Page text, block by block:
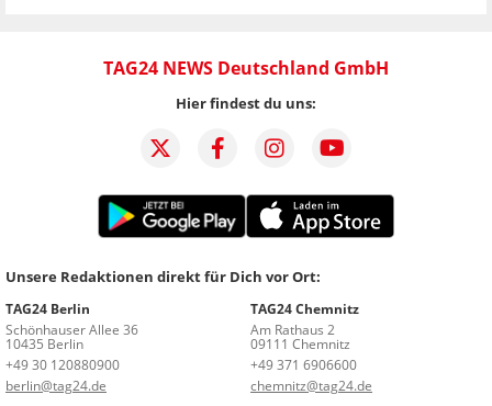
TAG24 NEWS Deutschland GmbH
Hier findest du uns:
Unsere Redaktionen direkt für Dich vor Ort:
TAG24 Berlin
Schönhauser Allee 36
10435 Berlin
+49 30 120880900
berlin@tag24.de
TAG24 Chemnitz
Am Rathaus 2
09111 Chemnitz
+49 371 6906600
chemnitz@tag24.de